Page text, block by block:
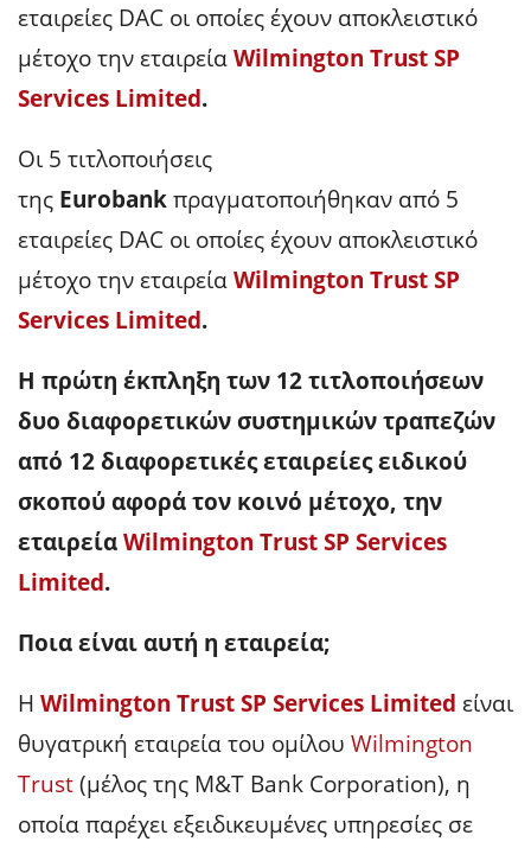
εταιρείες DAC οι οποίες έχουν αποκλειστικό
μέτοχο την εταιρείαWilmington Trust SP
Services Limited.
Οι 5 τιτλοποιήσεις
της Eurobankπραγματοποιήθηκαν από 5
εταιρείες DAC οι οποίες έχουν αποκλειστικό
μέτοχο την εταιρείαWilmington Trust SP
Services Limited.
Η πρώτη έκπληξη των 12 τιτλοποιήσεων
δυο διαφορετικών συστημικών τραπεζών
από 12 διαφορετικές εταιρείες ειδικού
σκοπού αφορά τον κοινό μέτοχο, την
εταιρείαWilmington Trust SP Services
Limited.
Ποια είναι αυτή η εταιρεία;
Η Wilmington Trust SP Services Limited είναι
θυγατρική εταιρεία του ομίλου Wilmington
Trust(μέλος της M&T Bank Corporation), η
οποία παρέχει εξειδικευμένες υπηρεσίες σε